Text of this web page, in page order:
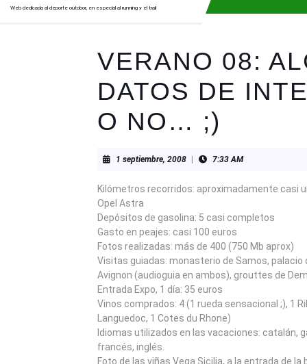
Web dedicada al deporte outdoor, en especial al running y el trail
VERANO 08:
DATOS DE
O NO… ;)
1 septiembre, 20081
7:33 AM
Kilómetros recorridos: aproximadamente casi
Opel Astra
Depósitos de gasolina: 5 casi completos
Gasto en peajes: casi 100 euros
Fotos realizadas: más de 400 (750 Mb aprox)
Visitas guiadas: monasterio de Samos, palacio
Avignon (audioguia en ambos), grouttes de
Entrada Expo, 1 día: 35 euros
Vinos comprados: 4 (1 rueda sensacional ;), 1
Languedoc, 1 Cotes du Rhone)
Idiomas utilizados en las vacaciones: catalán,
francés, inglés.
Foto de las viñas Vega Sicilia, a la entrada de